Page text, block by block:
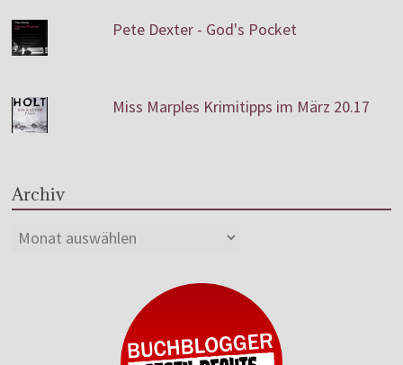
Pete Dexter - God's Pocket
Miss Marples Krimitipps im März 20.17
Archiv